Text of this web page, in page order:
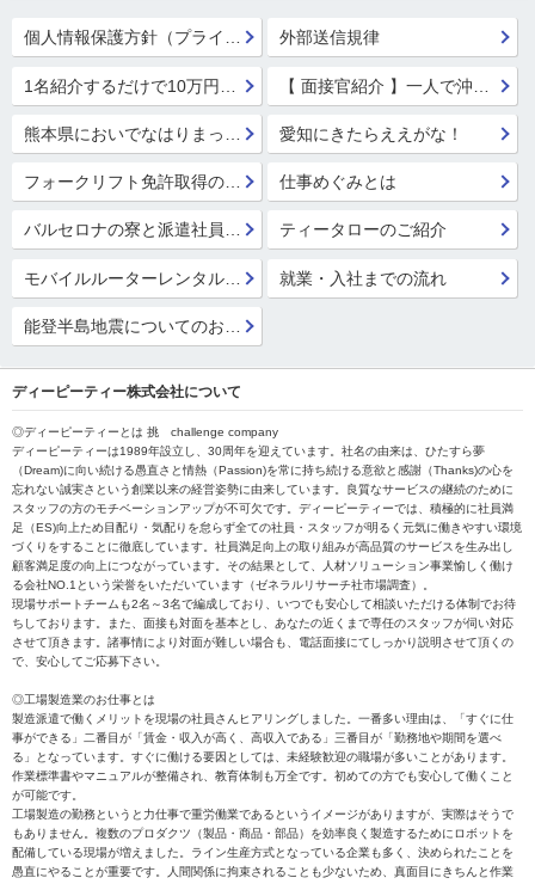
個人情報保護方針（プライバシーポリシー） 外部送信規律
愛知にきたらええがな！
仕事めぐみとは
バルセロナの寮と派遣社員の寮 ティータローのご紹介
就業・入社までの流れ
ディーピーティー株式会社について
◎ディーピーティーとは 挑 challenge company
ディーピーティーは1989年設立し、30周年を迎えています。社名の由来は、ひたすら夢
（Dream)に向い続ける愚直さと情熱（Passion)を常に持ち続ける意欲と感謝（Thanks)の心を
忘れない誠実さという創業以来の経営姿勢に由来しています。良質なサービスの継続のために
スタッフの方のモチベーションアップが不可欠です。ディーピーティーでは、積極的に社員満
足（ES)向上ため目配り・気配りを怠らず全ての社員・スタッフが明るく元気に働きやすい環境
づくりをすることに徹底しています。社員満足向上の取り組みが高品質のサービスを生み出し
顧客満足度の向上につながっています。その結果として、人材ソリューション事業愉しく働け
る会社NO.1という栄誉をいただいています（ゼネラルリサーチ社市場調査）。
現場サポートチームも2名～3名で編成しており、いつでも安心して相談いただける体制でお待
ちしております。また、面接も対面を基本とし、あなたの近くまで専任のスタッフが伺い対応
させて頂きます。諸事情により対面が難しい場合も、電話面接にてしっかり説明させて頂くの
で、安心してご応募下さい。
◎工場製造業のお仕事とは
製造派遣で働くメリットを現場の社員さんヒアリングしました。一番多い理由は、「すぐに仕
事ができる」二番目が「賃金・収入が高く、高収入である」三番目が「勤務地や期間を選べ
る」となっています。すぐに働ける要因としては、未経験歓迎の職場が多いことがあります。
作業標準書やマニュアルが整備され、教育体制も万全です。初めての方でも安心して働くこと
が可能です。
工場製造の勤務というと力仕事で重労働業であるというイメージがありますが、実際はそうで
もありません。複数のプロダクツ（製品・商品・部品）を効率良く製造するためにロボットを
配備している現場が増えました。ライン生産方式となっている企業も多く、決められたことを
愚直にやることが重要です。人間関係に拘束されることも少ないため、真面目にきちんと作業